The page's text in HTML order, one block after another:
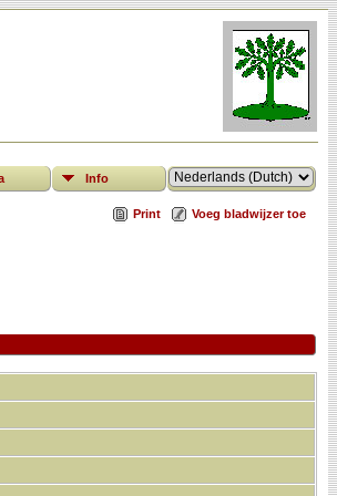
Info
Print Voeg bladwijzer toe